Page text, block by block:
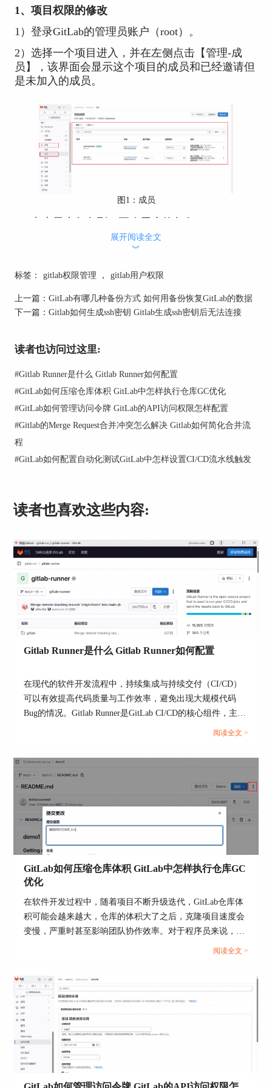
1、项目权限的修改
1）登录GitLab的管理员账户（root）。
2）选择一个项目进入，并在左侧点击【管理-成
员】，该界面会显示这个项目的成员和已经邀请但
是未加入的成员。
图1：成员
2、群组权限的修改
1）进入GitLab的【群组】页面，进入需要修改权
限的组。
2）在组的【管理-成员】选项中找到需要调整权限
图4：群组成员
如果需要增加管理员账户，root用户可以修改。
1）在【管理中心-用户】页面，可以看到所有的用
户，此处可以看到【asdasd】用户并不是管理员，
图5：查看用户
2）点击用户后方的【编辑】，将访问级别从【普
通】改为【管理员】。
3）点击【保存更改】后，普通用户就有了管理员
权限。
展开阅读全文
︾
标签： gitlab权限管理 ， gitlab用户权限
上一篇： GitLab有哪几种备份方式 如何用备份恢复GitLab的数据
下一篇： Gitlab如何生成ssh密钥 Gitlab生成ssh密钥后无法连接
读者也访问过这里:
#Gitlab Runner是什么 Gitlab Runner如何配置
#GitLab如何压缩仓库体积 GitLab中怎样执行仓库GC优化
#GitLab如何管理访问令牌 GitLab的API访问权限怎样配置
#Gitlab的Merge Request合并冲突怎么解决 Gitlab如何简化合并流
程
#GitLab如何配置自动化测试GitLab中怎样设置CI/CD流水线触发
读者也喜欢这些内容:
Gitlab Runner是什么 Gitlab Runner如何配置
在现代的软件开发流程中，持续集成与持续交付（CI/CD）
可以有效提高代码质量与工作效率，避免出现大规模代码
Bug的情况。Gitlab Runner是GitLab CI/CD的核心组件，主要
负责运行自动化任务。本地部署GitLab时，建议掌握GitLab
为大家介绍Gitlab Runner是什么，Gitlab Runner如何配置的
阅读全文 >
GitLab如何压缩仓库体积 GitLab中怎样执行仓库GC
优化
在软件开发过程中，随着项目不断升级迭代，GitLab仓库体
积可能会越来越大，仓库的体积大了之后，克隆项目速度会
变慢，严重时甚至影响团队协作效率。对于程序员来说，我
们需要掌握仓库体积压缩方法和GitLab执行仓库GC优化的方
阅读全文 >